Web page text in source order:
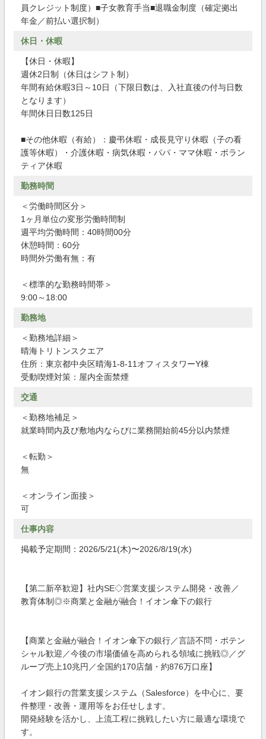
員クレジット制度）■子女教育手当■退職金制度（確定拠出
年金／前払い選択制）
休日・休暇
【休日・休暇】
週休2日制（休日はシフト制）
年間有給休暇3日～10日（下限日数は、入社直後の付与日数
となります）
年間休日日数125日
■その他休暇（有給）：慶弔休暇・成長見守り休暇（子の看
護等休暇）・介護休暇・病気休暇・パパ・ママ休暇・ボラン
ティア休暇
勤務時間
＜労働時間区分＞
1ヶ月単位の変形労働時間制
週平均労働時間：40時間00分
休憩時間：60分
時間外労働有無：有
＜標準的な勤務時間帯＞
9:00～18:00
勤務地
＜勤務地詳細＞
晴海トリトンスクエア
住所：東京都中央区晴海1-8-11オフィスタワーY棟
受動喫煙対策：屋内全面禁煙
交通
＜勤務地補足＞
就業時間内及び敷地内ならびに業務開始前45分以内禁煙
＜転勤＞
無
＜オンライン面接＞
可
仕事内容
掲載予定期間：2026/5/21(木)〜2026/8/19(水)
【第二新卒歓迎】社内SE◇営業支援システム開発・改善／
教育体制◎※商業と金融が融合！イオン傘下の銀行
【商業と金融が融合！イオン傘下の銀行／言語不問・ポテン
シャル歓迎／今後の市場価値を高められる領域に挑戦◎／グ
ループ売上10兆円／全国約170店舗・約876万口座】
イオン銀行の営業支援システム（Salesforce）を中心に、要
件整理・改善・運用等をお任せします。
開発経験を活かし、上流工程に挑戦したい方に最適な環境で
す。